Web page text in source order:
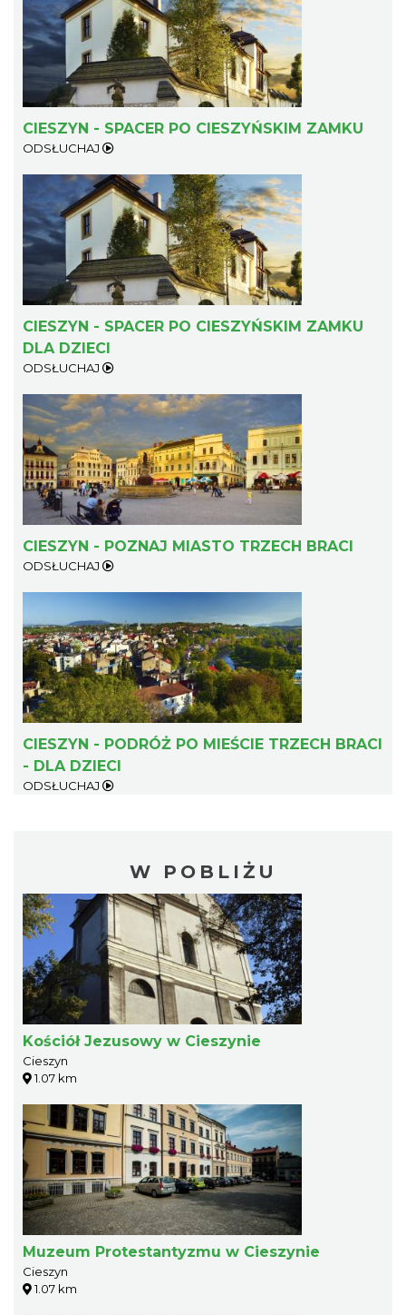
CIESZYN - SPACER PO CIESZYŃSKIM ZAMKU
ODSŁUCHAJ
CIESZYN - SPACER PO CIESZYŃSKIM ZAMKU
DLA DZIECI
ODSŁUCHAJ
CIESZYN - POZNAJ MIASTO TRZECH BRACI
ODSŁUCHAJ
CIESZYN - PODRÓŻ PO MIEŚCIE TRZECH BRACI
- DLA DZIECI
ODSŁUCHAJ
W POBLIŻU
Kościół Jezusowy w Cieszynie
Cieszyn
1.07 km
Muzeum Protestantyzmu w Cieszynie
Cieszyn
1.07 km